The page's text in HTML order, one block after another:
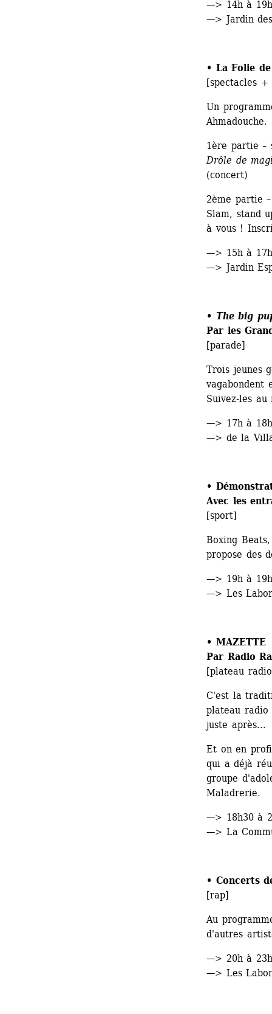
—> 14h à 19h
—> Jardin
• La Folie
[spectacles +
Un
Ahmadouche.
1ère partie –
Drôle de
(concert)
2ème partie
Slam, stand
à vous !
—> 15h à 17h
—> Jardin
• The big
Par les
[parade]
Trois jeunes
vagabondent
Suivez-les
—> 17h à
—> de la
•
Avec les
[sport]
Boxing
propose des
—> 19h à
—> Les
• MAZETTE
Par Radio
[plateau
C'est la
plateau
juste après...
Et on en
qui a déjà
groupe
Maladrerie.
—> 18h30 à
—> La
• Concerts
[rap]
Au
d'autres
—> 20h à 23h
—> Les